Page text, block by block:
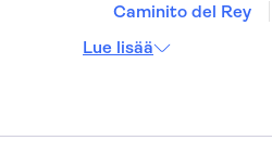
Caminito del Rey
Lue lisää